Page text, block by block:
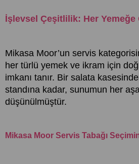
İşlevsel Çeşitlilik: Her Yemeğe
Mikasa Moor’un servis
her türlü yemek ve ikram için
imkanı tanır. Bir salata
standına kadar, sunumun her
düşünülmüştür.
Mikasa Moor Servis Tabağı